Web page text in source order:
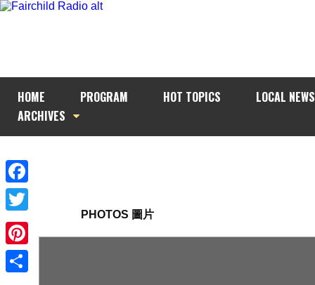
HOME PROGRAM HOT TOPICS
LOCAL NEWS
ARCHIVES
Facebook
Twitter
Pinterest
PHOTOS 圖片